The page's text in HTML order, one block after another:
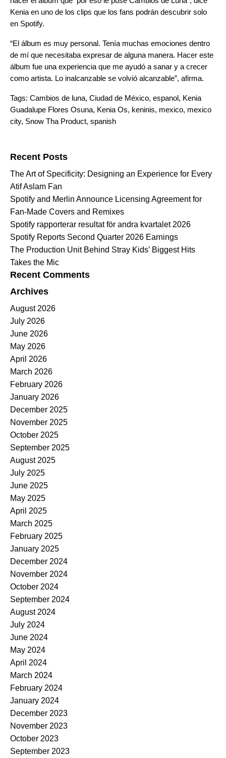
Kenia en uno de los clips que los fans podrán descubrir solo
en Spotify.
“El álbum es muy personal. Tenía muchas emociones dentro
de mí que necesitaba expresar de alguna manera. Hacer este
álbum fue una experiencia que me ayudó a sanar y a crecer
como artista. Lo inalcanzable se volvió alcanzable”, afirma.
Tags: Cambios de luna, Ciudad de México, espanol, Kenia
Guadalupe Flores Osuna, Kenia Os, keninis, mexico, mexico
city, Snow Tha Product, spanish
Recent Posts
The Art of Specificity: Designing an Experience for Every
Atif Aslam Fan
Spotify and Merlin Announce Licensing Agreement for
Fan-Made Covers and Remixes
Spotify rapporterar resultat för andra kvartalet 2026
Spotify Reports Second Quarter 2026 Earnings
The Production Unit Behind Stray Kids’ Biggest Hits
Takes the Mic
Recent Comments
Archives
August 2026
July 2026
June 2026
May 2026
April 2026
March 2026
February 2026
January 2026
December 2025
November 2025
October 2025
September 2025
August 2025
July 2025
June 2025
May 2025
April 2025
March 2025
February 2025
January 2025
December 2024
November 2024
October 2024
September 2024
August 2024
July 2024
June 2024
May 2024
April 2024
March 2024
February 2024
January 2024
December 2023
November 2023
October 2023
September 2023